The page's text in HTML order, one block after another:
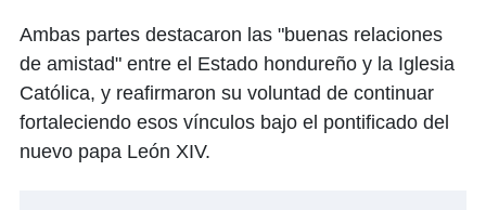
Ambas partes destacaron las "buenas relaciones
de amistad" entre el Estado hondureño y la Iglesia
Católica, y reafirmaron su voluntad de continuar
fortaleciendo esos vínculos bajo el pontificado del
nuevo papa León XIV.